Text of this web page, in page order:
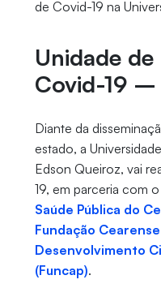
de Covid-19 na
Unidade
Covid-19
Diante da
estado, a
Edson Queiroz, vai
19, em parceria com o
Saúde Pública do
Fundação
Desenvolvimento
(Funcap).